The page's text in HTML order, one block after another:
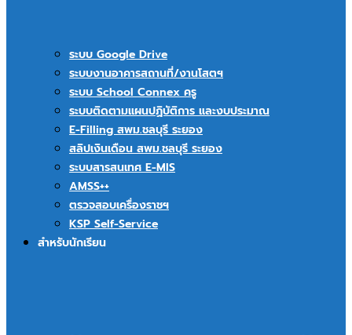
ระบบ Google Drive
ระบบงานอาคารสถานที่/งานโสตฯ
ระบบ School Connex ครู
ระบบติดตามแผนปฏิบัติการ และงบประมาณ
E-Filling สพม.ชลบุรี ระยอง
สลิปเงินเดือน สพม.ชลบุรี ระยอง
ระบบสารสนเทศ E-MIS
AMSS++
ตรวจสอบเครื่องราชฯ
KSP Self-Service
สำหรับนักเรียน